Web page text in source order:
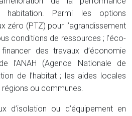
habitation. Parmi les options
zéro (PTZ) pour l’agrandissement
conditions de ressources ; l’éco-
des travaux d’économie
l’ANAH (Agence Nationale de
de l’habitat ; les aides locales
ou communes.
d’isolation ou d’équipement en